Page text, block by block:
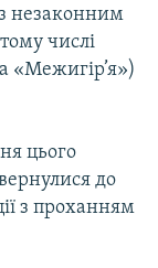
з незаконним
числі
«Межигір’я»)
цього
до
з проханням